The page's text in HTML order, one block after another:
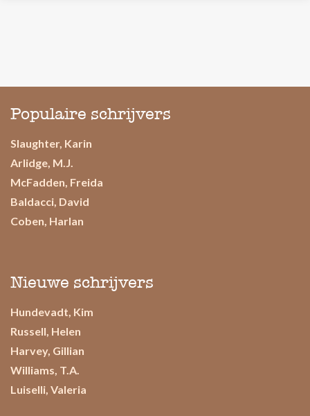
Populaire schrijvers
Slaughter, Karin
Arlidge, M.J.
McFadden, Freida
Baldacci, David
Coben, Harlan
Nieuwe schrijvers
Hundevadt, Kim
Russell, Helen
Harvey, Gillian
Williams, T.A.
Luiselli, Valeria